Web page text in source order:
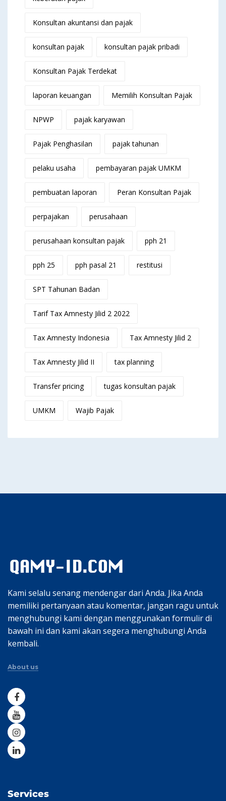
Konsultan akuntansi dan pajak
konsultan pajak konsultan pajak pribadi
Konsultan Pajak Terdekat
laporan keuangan Memilih Konsultan Pajak
NPWP pajak karyawan
Pajak Penghasilan pajak tahunan
pelaku usaha pembayaran pajak UMKM
pembuatan laporan Peran Konsultan Pajak
perpajakan perusahaan
perusahaan konsultan pajak pph 21
pph 25 pph pasal 21 restitusi
SPT Tahunan Badan
Tarif Tax Amnesty Jilid 2 2022
Tax Amnesty Indonesia Tax Amnesty Jilid 2
Tax Amnesty Jilid II tax planning
Transfer pricing tugas konsultan pajak
UMKM Wajib Pajak
Kami selalu senang mendengar dari Anda. Jika Anda
memiliki pertanyaan atau komentar, jangan ragu untuk
menghubungi kami dengan menggunakan formulir di
bawah ini dan kami akan segera menghubungi Anda
kembali.
About us
Services